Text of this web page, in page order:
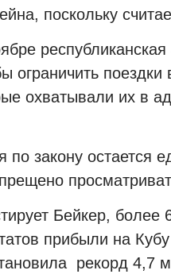
поскольку
ограничить
охватывали их в
по закону остается
Бейкер, более
прибыли на Кубу
рекорд 4,7